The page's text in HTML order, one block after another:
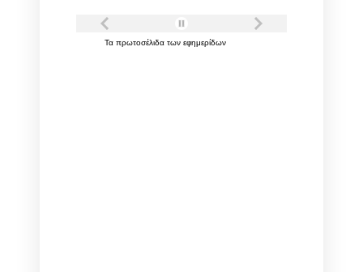
Τα πρωτοσέλιδα των εφημερίδων